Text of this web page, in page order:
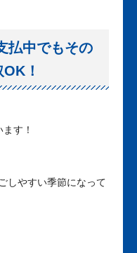
払中でもその
！
す！
しやすい季節になって